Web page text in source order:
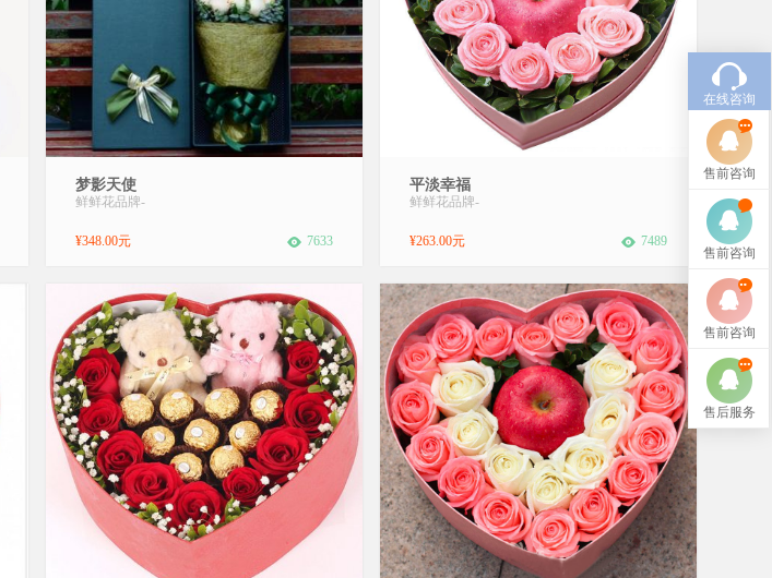
送花对象：恋人，朋友送花用途：浪漫爱
情，生日快乐，祝福用花送花鲜花枝数：19
缀包装：长方形礼盒装（因城市差异包装礼
心房,...
梦影天使
鲜鲜花品牌-
¥348.00元 7633
材料：10朵精品粉色玫瑰，1个苹果，搭配绿
叶，1只小熊包装：精美心形礼盒包装花语：
你不离不弃，包容你关心你理解你，爱情是
下单时...
平淡幸福
鲜鲜花品牌-
¥263.00元 7489
在线咨询
售前咨询
售前咨询
售前咨询
售后服务